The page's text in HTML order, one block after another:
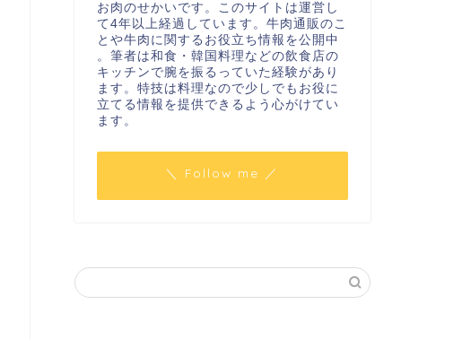
お肉のせかいです。このサイトは運営し
て4年以上経過しています。牛肉通販のこ
とや牛肉に関するお役立ち情報を公開中
。筆者は和食・韓国料理などの飲食店の
キッチンで腕を振るっていた経験があり
ます。特技は料理なので少しでもお役に
立てる情報を提供できるよう心がけてい
ます。
＼ Follow me ／